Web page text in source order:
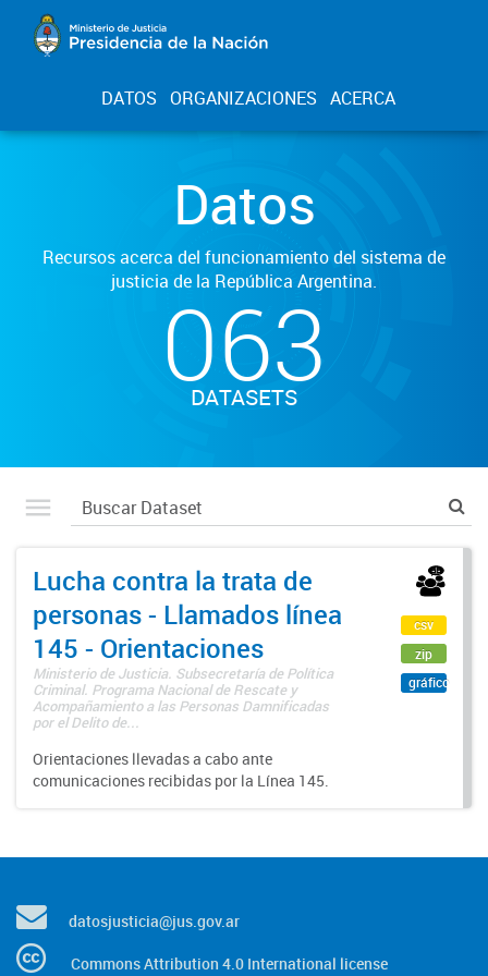
DATOS ORGANIZACIONES ACERCA
Datos
Recursos acerca del funcionamiento del sistema de
justicia de la República Argentina.
063
DATASETS
Lucha contra la trata de
personas - Llamados línea
145 - Orientaciones
Ministerio de Justicia. Subsecretaría de Política
Criminal. Programa Nacional de Rescate y
Acompañamiento a las Personas Damnificadas
por el Delito de...
Orientaciones llevadas a cabo ante
comunicaciones recibidas por la Línea 145.
csv
zip
gráfico
datosjusticia@jus.gov.ar
Commons Attribution 4.0 International license